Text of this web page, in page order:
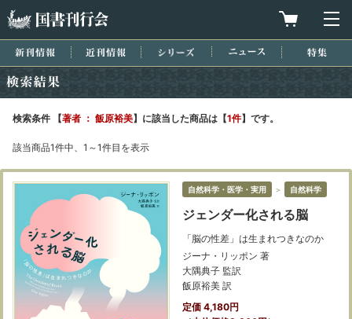
買物カゴを
新刊情報 近刊情報 シリーズ ニュース
検索条件 【著者 ： 飯原裕美】に該当した商品は【1件】です。
該当商品1件中、1～1件目を表示
自然科学・医学・実用 ＞ 自然科学
ジェンダー化される脳
「脳の性差」は生まれつきなのか
ジーナ・リッポン 著
大隅典子 監訳
飯原裕美 訳
定価 4,180円